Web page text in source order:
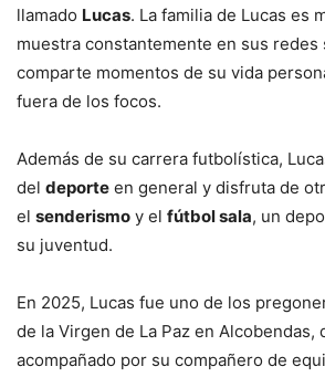
llamado Lucas. La familia de Lucas es
muestra constantemente en sus redes
comparte momentos de su vida
fuera de los focos.
Además de su carrera futbolística,
del deporte en general y disfruta de
el senderismo y el fútbol sala, un
su juventud.
En 2025, Lucas fue uno de los
de la Virgen de La Paz en Alcobendas,
acompañado por su compañero de